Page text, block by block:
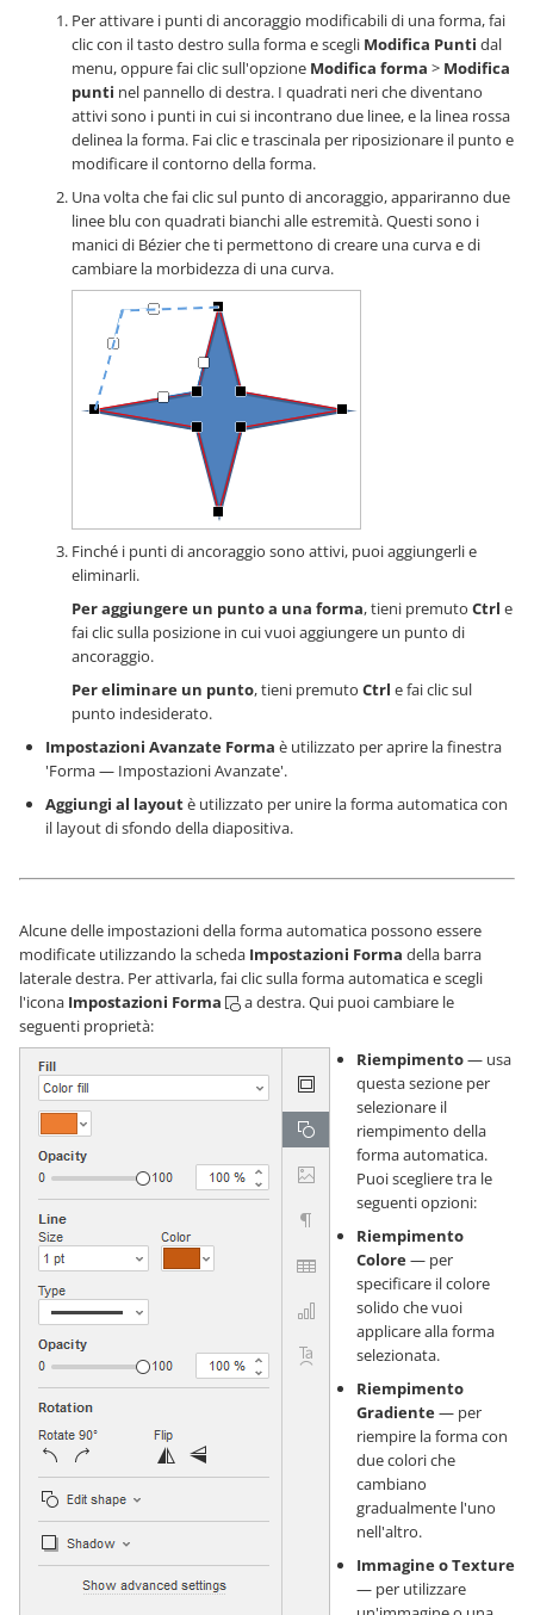
Per attivare i punti di ancoraggio modificabili di una forma, fai
clic con il tasto destro sulla forma e scegli Modifica Punti dal
menu, oppure fai clic sull'opzione Modifica forma > Modifica
punti nel pannello di destra. I quadrati neri che diventano
attivi sono i punti in cui si incontrano due linee, e la linea rossa
delinea la forma. Fai clic e trascinala per riposizionare il punto e
modificare il contorno della forma.
Una volta che fai clic sul punto di ancoraggio, appariranno due
linee blu con quadrati bianchi alle estremità. Questi sono i
manici di Bézier che ti permettono di creare una curva e di
cambiare la morbidezza di una curva.
Finché i punti di ancoraggio sono attivi, puoi aggiungerli e
eliminarli.
Per aggiungere un punto a una forma, tieni premuto Ctrl e
fai clic sulla posizione in cui vuoi aggiungere un punto di
ancoraggio.
Per eliminare un punto, tieni premuto Ctrl e fai clic sul
punto indesiderato.
Impostazioni Avanzate Forma è utilizzato per aprire la finestra
'Forma — Impostazioni Avanzate'.
Aggiungi al layoutè utilizzato per unire la forma automatica con
il layout di sfondo della diapositiva.
Alcune delle impostazioni della forma automatica possono essere
modificate utilizzando la scheda Impostazioni Forma della barra
laterale destra. Per attivarla, fai clic sulla forma automatica e scegli
l'icona Impostazioni Forma
a destra. Qui puoi cambiare le
seguenti proprietà:
Riempimento— usa
questa sezione per
selezionare il
riempimento della
forma automatica.
Puoi scegliere tra le
seguenti opzioni:
Riempimento
Colore— per
specificare il colore
solido che vuoi
applicare alla forma
selezionata.
Riempimento
Gradiente— per
riempire la forma con
due colori che
cambiano
gradualmente l'uno
nell'altro.
Immagine o Texture
— per utilizzare